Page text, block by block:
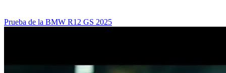
Prueba de la BMW R12 GS 2025